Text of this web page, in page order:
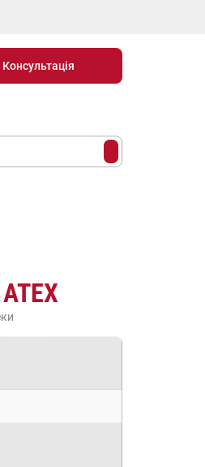
Консультація